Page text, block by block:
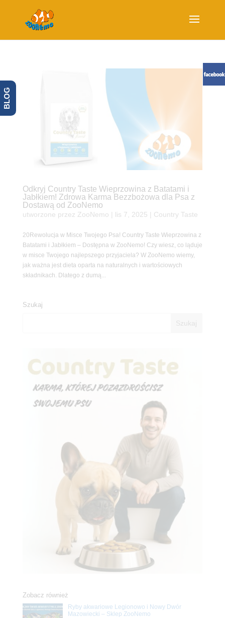
Odkryj Country Taste Wieprzowina z Batatami i
Jabłkiem! Zdrowa Karma Bezzbożowa dla Psa z
Dostawą od ZooNemo
utworzone przez ZooNemo lis 7, 2025 Country Taste
20Rewolucja w Misce Twojego Psa! Country Taste Wieprzowina z
Batatami i Jabłkiem – Dostępna w ZooNemo! Czy wiesz, co ląduje
w misce Twojego najlepszego przyjaciela? W ZooNemo wiemy,
jak ważna jest dieta oparta na naturalnych i wartościowych
składnikach. Dlatego z dumą...
Szukaj
Zobacz również
Ryby akwariowe Legionowo i Nowy Dwór
Mazowiecki – Sklep ZooNemo
BLOG